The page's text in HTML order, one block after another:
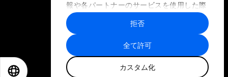
報や各パートナーのサービスを使用した際
に収集された情報と組み合わされ、各パー
トナーによって使用されることがありま
す。
全て許可
カスタム化
拒否
プライバシーポリシーと利用規約
サイトマップ
©
世界経済フォーラム